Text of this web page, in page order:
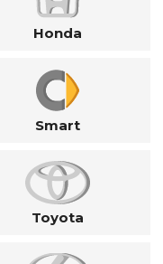
Honda
Smart
Toyota